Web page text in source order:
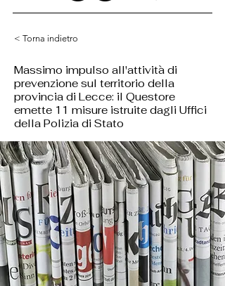
< Torna indietro
Massimo impulso all'attività di
prevenzione sul territorio della
provincia di Lecce: il Questore
emette 11 misure istruite dagli Uffici
della Polizia di Stato